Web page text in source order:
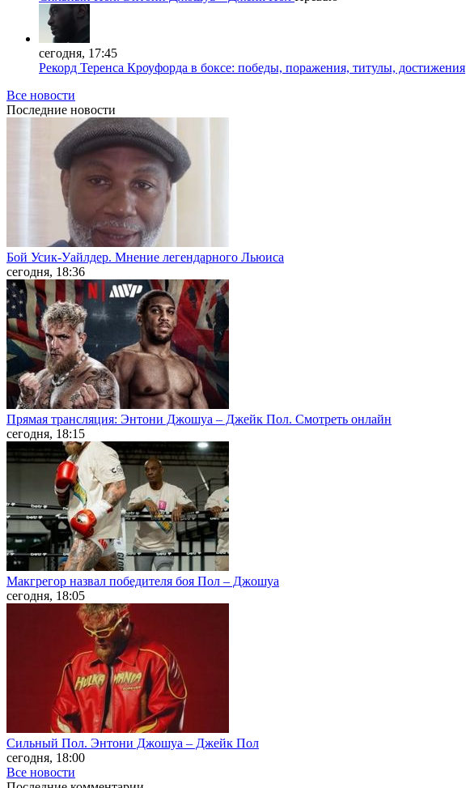
сегодня, 17:45
Рекорд Теренса Кроуфорда в боксе: победы, поражения, титулы, достижения
Все новости
Последние новости
Бой Усик-Уайлдер. Мнение легендарного Льюиса
сегодня, 18:36
Прямая трансляция: Энтони Джошуа – Джейк Пол. Смотреть онлайн
сегодня, 18:15
Макгрегор назвал победителя боя Пол – Джошуа
сегодня, 18:05
Сильный Пол. Энтони Джошуа – Джейк Пол
сегодня, 18:00
Все новости